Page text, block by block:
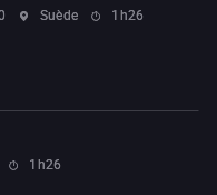
Suède 1h26
1h26